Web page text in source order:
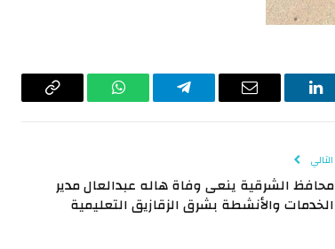
لينكدإن
البريد
تيلقرام واتساب
Copy
التالي
محافظ الشرقية ينعى وفاة هاله عبدالعال مدير
الخدمات والأنشطة بشرق الزقازيق التعليمية